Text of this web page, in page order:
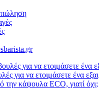
πώληση
για να ετοιμάσετε ένα